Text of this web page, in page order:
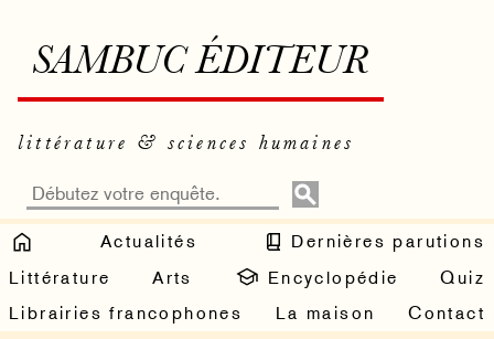
SAMBUC ÉDITEUR
littérature & sciences humaines
Actualités
Dernières parutions
Littérature
Arts Encyclopédie
Quiz
Librairies francophones
La maison Contact